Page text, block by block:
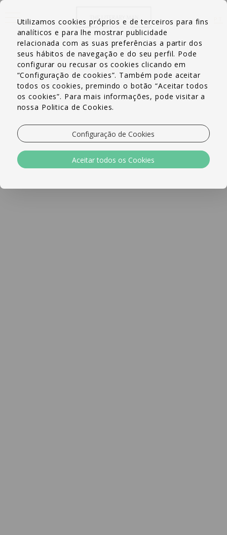
Utilizamos cookies próprios e de terceiros para fins
analíticos e para lhe mostrar publicidade
relacionada com as suas preferências a partir dos
seus hábitos de navegação e do seu perfil. Pode
configurar ou recusar os cookies clicando em
“Configuração de cookies”. Também pode aceitar
todos os cookies, premindo o botão “Aceitar todos
os cookies”. Para mais informações, pode visitar a
nossa Politica de Cookies.
Configuração de Cookies
Aceitar todos os Cookies